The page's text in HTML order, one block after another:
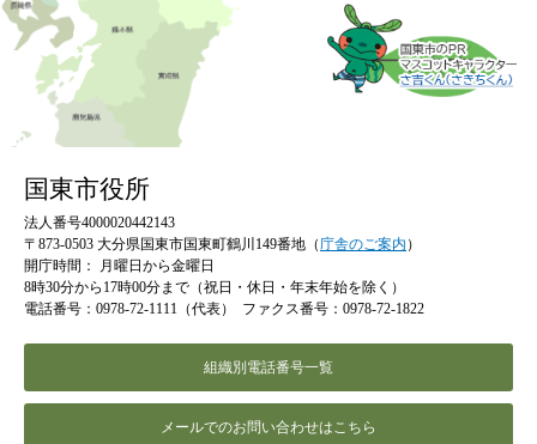
国東市役所
法人番号4000020442143
〒873-0503 大分県国東市国東町鶴川149番地（庁舎のご案内 ）
開庁時間：
月曜日から金曜日
8時30分から17時00分まで（祝日・休日・年末年始を除く）
電話番号：0978-72-1111（代表）
ファクス番号：0978-72-1822
組織別電話番号一覧
メールでのお問い合わせはこちら